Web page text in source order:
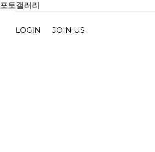
포토갤러리
LOGIN JOIN US